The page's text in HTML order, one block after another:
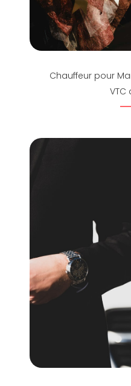
Chauffeur pour
VTC